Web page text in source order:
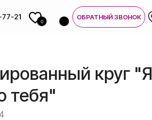
ОБРАТНЫЙ ЗВОНОК
21 0
круг "Я
тебя"